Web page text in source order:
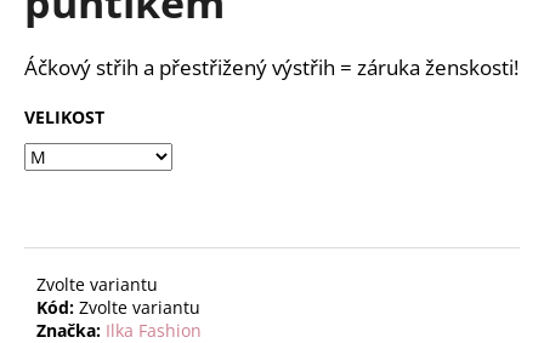
5
hvězdiček.
Áčkový střih a přestřižený výstřih = záruka ženskosti!
VELIKOST
Zvolte variantu
Kód: Zvolte variantu
Značka: Ilka Fashion
u
j
e
m
e